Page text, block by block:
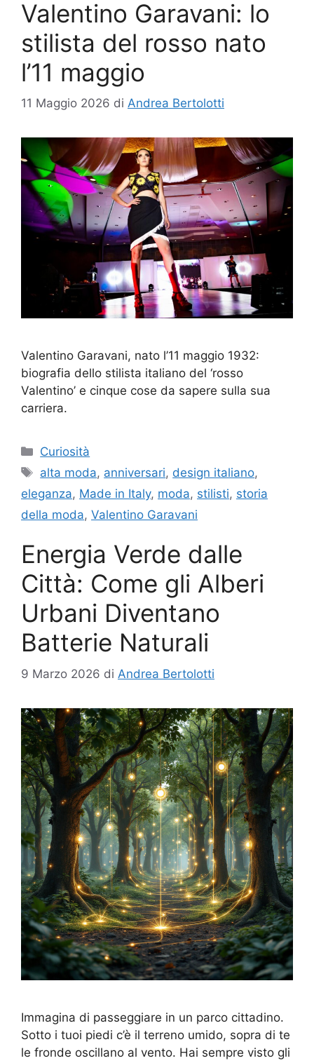
Valentino Garavani: lo
stilista del rosso nato
l’11 maggio
11 Maggio 2026 di Andrea Bertolotti
Valentino Garavani, nato l’11 maggio 1932:
biografia dello stilista italiano del ‘rosso
Valentino’ e cinque cose da sapere sulla sua
carriera.
Categorie
Curiosità
Tag
alta moda, anniversari, design italiano,
eleganza, Made in Italy, moda, stilisti, storia
della moda, Valentino Garavani
Energia Verde dalle
Città: Come gli Alberi
Urbani Diventano
Batterie Naturali
9 Marzo 2026 di Andrea Bertolotti
Immagina di passeggiare in un parco cittadino.
Sotto i tuoi piedi c’è il terreno umido, sopra di te
le fronde oscillano al vento. Hai sempre visto gli